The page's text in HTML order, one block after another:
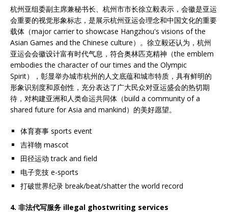
杭州亚组委副主席兼秘书长、杭州市市长徐立毅表示，会徽是亚运
会重要的视觉形象标志，是展示杭州亚运会理念和中国文化的重要
载体（major carrier to showcase Hangzhou's visions of the
Asian Games and the Chinese culture）。徐立毅还认为，杭州
亚运会会徽设计富有时代气息，符合奥林匹克精神（the emblem
embodies the character of our times and the Olympic
Spirit），彰显举办城市杭州的人文底蕴和城市特质，具有鲜明的
形象识别度和原创性，充分表达了广大民众对亚运盛会的热切期
待，对构建亚洲和人类命运共同体（build a community of a
shared future for Asia and mankind）的美好愿望。
体育赛事 sports event
吉祥物 mascot
田径运动 track and field
电子竞技 e-sports
打破世界纪录 break/beat/shatter the world record
4. 非法代写服务 illegal ghostwriting services